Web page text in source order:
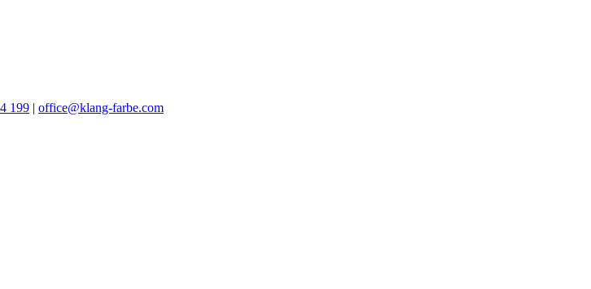
199 | office@klang-farbe.com